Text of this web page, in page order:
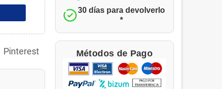
Pinterest
30 días para devolverlo
*
Métodos de Pago